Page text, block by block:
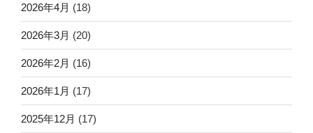
2026年4月 (18)
2026年3月 (20)
2026年2月 (16)
2026年1月 (17)
2025年12月 (17)